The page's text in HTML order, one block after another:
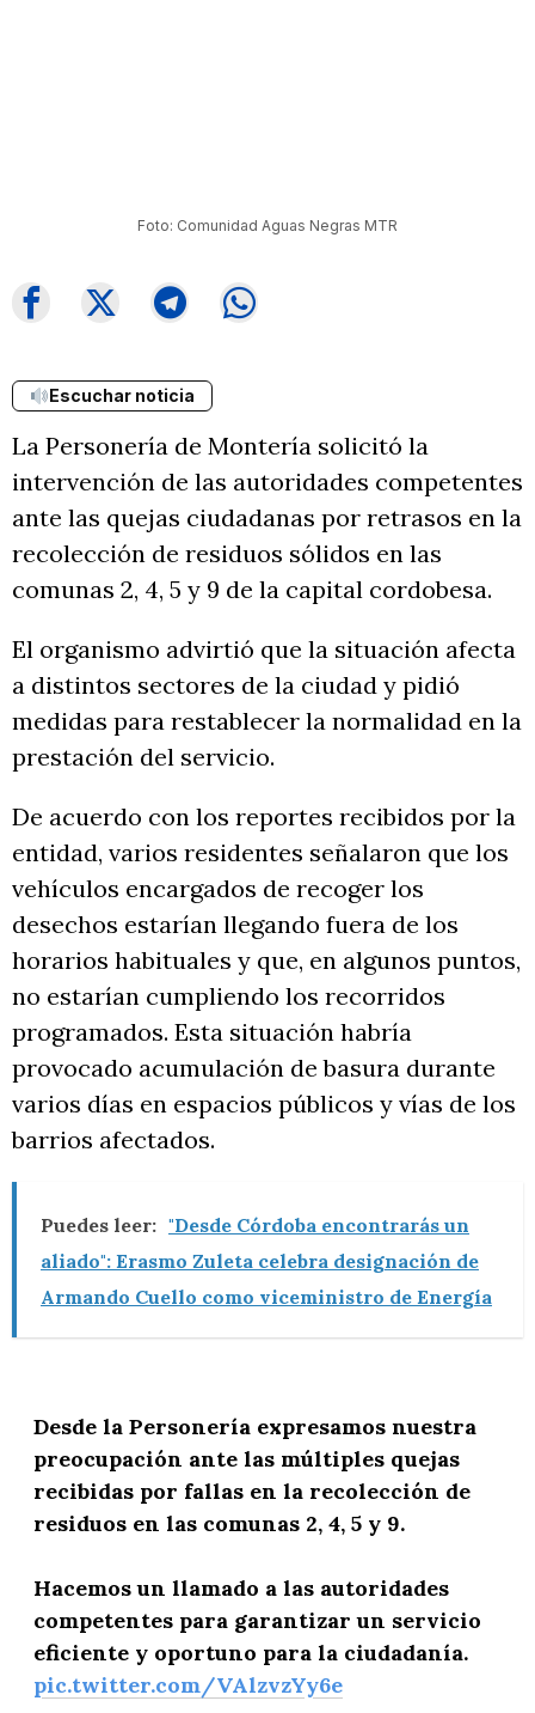
Foto: Comunidad Aguas Negras MTR
Escuchar noticia
La Personería de Montería solicitó la
intervención de las autoridades competentes
ante las quejas ciudadanas por retrasos en la
recolección de residuos sólidos en las
comunas 2, 4, 5 y 9 de la capital cordobesa.
El organismo advirtió que la situación afecta
a distintos sectores de la ciudad y pidió
medidas para restablecer la normalidad en la
prestación del servicio.
De acuerdo con los reportes recibidos por la
entidad, varios residentes señalaron que los
vehículos encargados de recoger los
desechos estarían llegando fuera de los
horarios habituales y que, en algunos puntos,
no estarían cumpliendo los recorridos
programados. Esta situación habría
provocado acumulación de basura durante
varios días en espacios públicos y vías de los
barrios afectados.
Puedes leer: "Desde Córdoba encontrarás un
aliado": Erasmo Zuleta celebra designación de
Armando Cuello como viceministro de Energía
Desde la Personería expresamos nuestra
preocupación ante las múltiples quejas
recibidas por fallas en la recolección de
residuos en las comunas 2, 4, 5 y 9.
Hacemos un llamado a las autoridades
competentes para garantizar un servicio
eficiente y oportuno para la ciudadanía.
pic.twitter.com/VAlzvzYy6e